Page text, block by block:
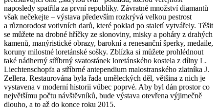
naposledy spatřila za první republiky. Závratné množství diamantů
však nečekejte – výstava především rozkrývá velkou pestrost
a různorodost votivních darů, které poklad po staletí vytvářely. Těšit
se můžete na drobné hříčky ze slonoviny, misky a poháry z drahých
kamenů, manýristické obrazy, barokní a renesanční šperky, medaile,
koruny milostné loretánské sošky. Zblízka si můžete prohlédnout
také nádherný stříbrný svatostánek loretánského kostela z dílny L.
Liechtenschopfa a stříbrné antependium malostranského zlatníka J.
Zellera. Restaurována byla řada uměleckých děl, většina z nich je
vystavena v moderní historii vůbec poprvé. Aby byl dán prostor co
největšímu počtu návštěvníků, bude výstava otevřena výjimečně
dlouho, a to až do konce roku 2015.